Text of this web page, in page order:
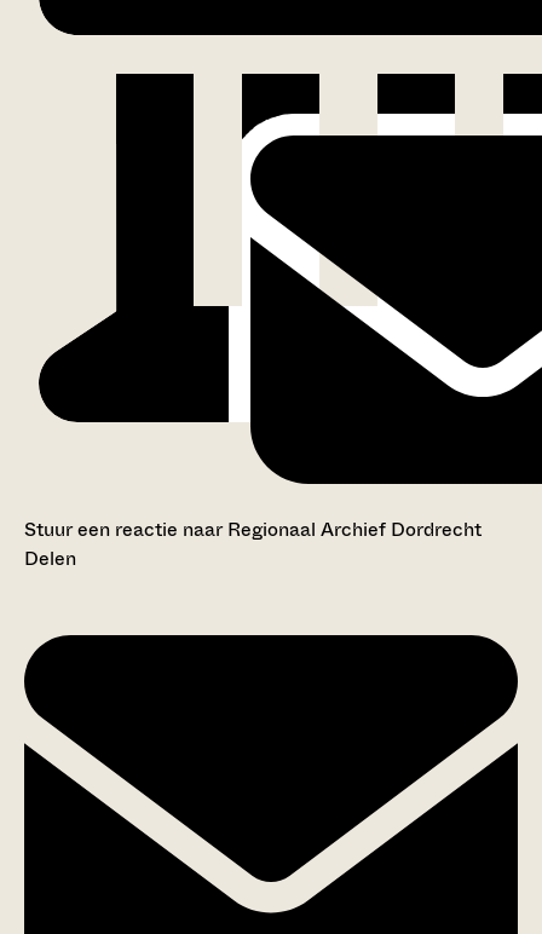
Stuur een reactie naar Regionaal Archief Dordrecht
Delen